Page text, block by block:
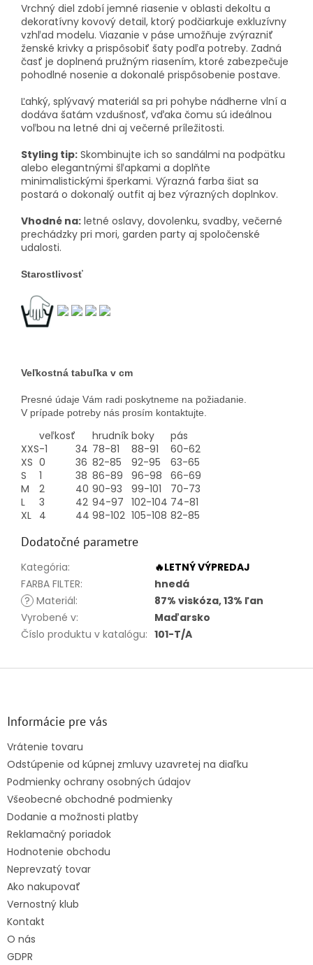
Vrchný diel zdobí jemné riasenie v oblasti dekoltu a
dekoratívny kovový detail, ktorý podčiarkuje exkluzívny
vzhľad modelu. Viazanie v páse umožňuje zvýrazniť
ženské krivky a prispôsobiť šaty podľa potreby. Zadná
časť je doplnená pružným riasením, ktoré zabezpečuje
pohodlné nosenie a dokonalé prispôsobenie postave.
Ľahký, splývavý materiál sa pri pohybe nádherne vlní a
dodáva šatám vzdušnosť, vďaka čomu sú ideálnou
voľbou na letné dni aj večerné príležitosti.
Styling tip: Skombinujte ich so sandálmi na podpätku
alebo elegantnými šľapkami a doplňte
minimalistickými šperkami. Výrazná farba šiat sa
postará o dokonalý outfit aj bez výrazných doplnkov.
Vhodné na: letné oslavy, dovolenku, svadby, večerné
prechádzky pri mori, garden party aj spoločenské
udalosti.
Starostlivosť
Veľkostná tabuľka v cm
Presné údaje Vám radi poskytneme na požiadanie.
V prípade potreby nás prosím kontaktujte.
veľkosť hrudník boky
pás
XXS-1 34 78-81 88-91
60-62
XS 0 36 82-85 92-95
63-65
S
1 38 86-89 96-98
66-69
M
2 40 90-93 99-101
70-73
L
3 42 94-97 102-104 74-81
XL 4 44 98-102 105-108 82-85
Dodatočné parametre
Kategória:
🔥LETNÝ VÝPREDAJ
FARBA FILTER:
hnedá
? Materiál:
87% viskóza, 13% ľan
Vyrobené v:
Maďarsko
Číslo produktu v katalógu: 101-T/A
Z
Informácie pre vás
Vrátenie tovaru
Odstúpenie od kúpnej zmluvy uzavretej na diaľku
Podmienky ochrany osobných údajov
Všeobecné obchodné podmienky
Dodanie a možnosti platby
Reklamačný poriadok
Hodnotenie obchodu
Neprevzatý tovar
Ako nakupovať
Vernostný klub
Kontakt
O nás
GDPR